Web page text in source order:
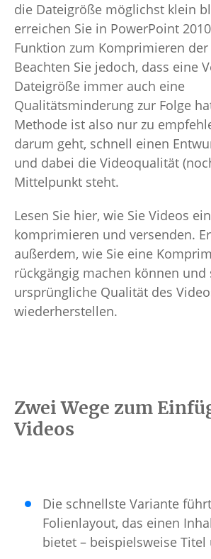
die Dateigröße möglichst klein
erreichen Sie in PowerPoint
Funktion zum Komprimieren
Beachten Sie jedoch, dass eine
Dateigröße immer auch eine
Qualitätsminderung zur Folge
Methode ist also nur zu
darum geht, schnell einen
und dabei die Videoqualität
Mittelpunkt steht.
Lesen Sie hier, wie Sie Videos
komprimieren und versenden.
außerdem, wie Sie eine
rückgängig machen können und
ursprüngliche Qualität des
wiederherstellen.
Zwei Wege zum
Videos
Die schnellste Variante
Folienlayout, das einen
bietet – beispielsweise